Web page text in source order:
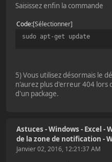
Saisissez enfin la commande
Code Sélectionner
sudo apt-get update
5) Vous utilisez désormais le
n'aurez plus d'erreur 404 lors
d'un package.
Astuces - Windows - Excel -
de la zone de notification -
Janvier 02, 2016, 12:21:37 AM